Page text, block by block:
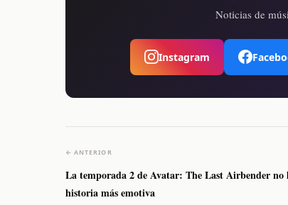
Noticias de
Instagram
← ANTERIOR
La temporada 2 de Avatar: The Last Airbender no
historia más emotiva